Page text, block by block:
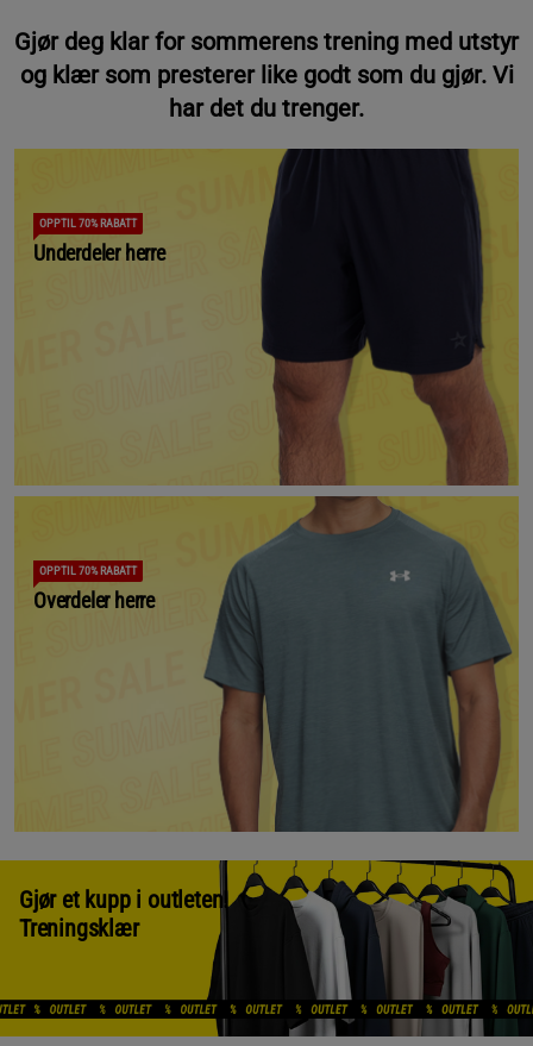
Gjør deg klar for sommerens trening med utstyr
og klær som presterer like godt som du gjør. Vi
har det du trenger.
OPPTIL 70% RABATT
Underdeler herre
OPPTIL 70% RABATT
Overdeler herre
Gjør et kupp i outleten!
Treningsklær